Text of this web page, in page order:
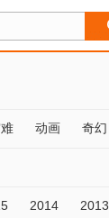
动画 奇幻
2014 2013